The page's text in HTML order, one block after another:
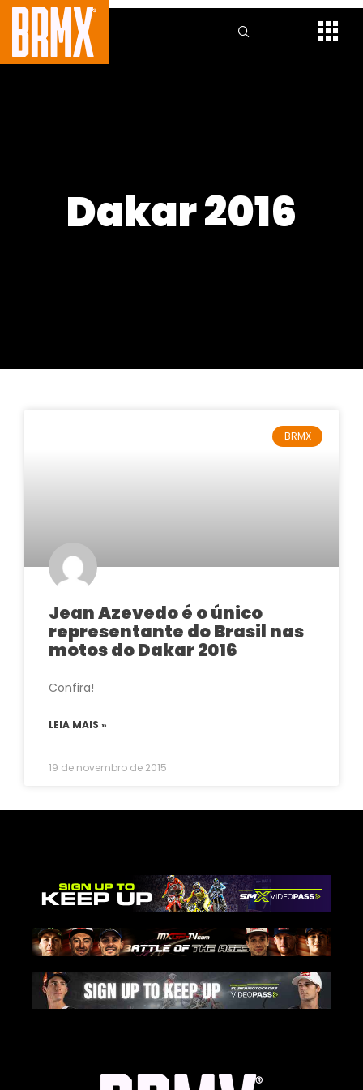
Dakar 2016
BRMX
Jean Azevedo é o único
representante do Brasil nas
motos do Dakar 2016
Confira!
LEIA MAIS »
19 de novembro de 2015